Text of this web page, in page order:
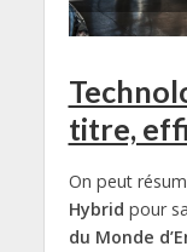
titre,
On peut
Hybrid pour
du Monde